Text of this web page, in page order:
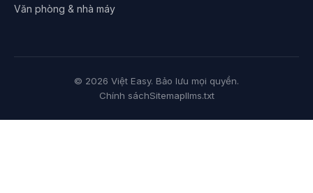
Văn phòng & nhà máy
© 2026 Việt Easy. Bảo lưu mọi quyền.
Chính sáchSitemapllms.txt